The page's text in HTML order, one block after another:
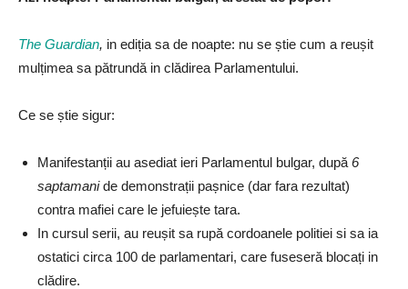
The Guardian, in ediția sa de noapte: nu se știe cum a reușit
mulțimea sa pătrundă in clădirea Parlamentului.
Ce se știe sigur:
Manifestanții au asediat ieri Parlamentul bulgar, după 6
saptamanide demonstrații pașnice (dar fara rezultat)
contra mafiei care le jefuiește tara.
In cursul serii, au reușit sa rupă cordoanele politiei si sa ia
ostatici circa 100 de parlamentari, care fuseseră blocați in
clădire.